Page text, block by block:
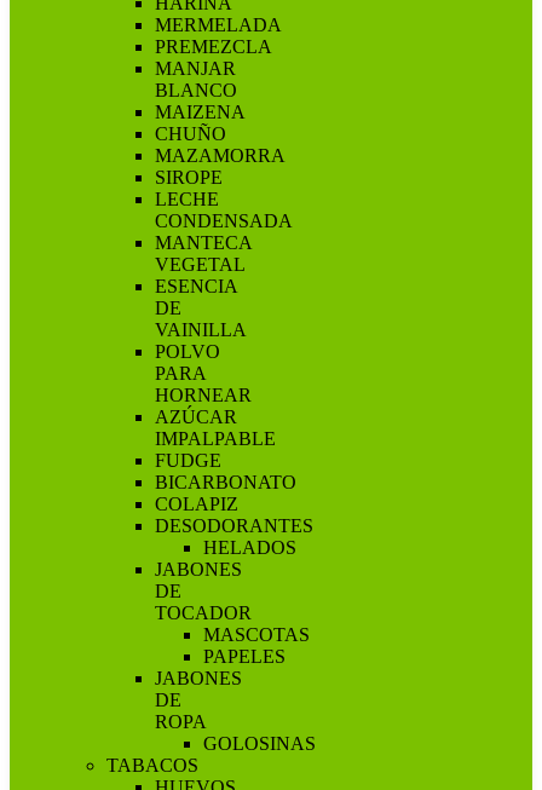
MERMELADA
PREMEZCLA
MANJAR
BLANCO
MAIZENA
CHUÑO
MAZAMORRA
SIROPE
LECHE
CONDENSADA
MANTECA
VEGETAL
ESENCIA
DE
VAINILLA
POLVO
PARA
HORNEAR
AZÚCAR
IMPALPABLE
FUDGE
BICARBONATO
COLAPIZ
DESODORANTES
HELADOS
JABONES
DE
TOCADOR
MASCOTAS
PAPELES
JABONES
DE
ROPA
GOLOSINAS
TABACOS